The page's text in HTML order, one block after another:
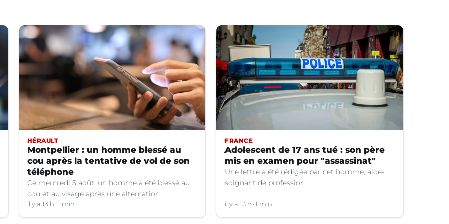
HÉRAULT
Montpellier : un homme blessé au
cou après la tentative de vol de son
téléphone
Ce mercredi 5 août, un homme a été blessé au
cou et au visage après une altercation
concernant un téléphone portable à Montpellier
(Hérault).
il y a 13 h 1 min
FRANCE
Adolescent de 17 ans tué : son père
mis en examen pour "assassinat"
Une lettre a été rédigée par cet homme, aide-
soignant de profession.
il y a 13 h 1 min